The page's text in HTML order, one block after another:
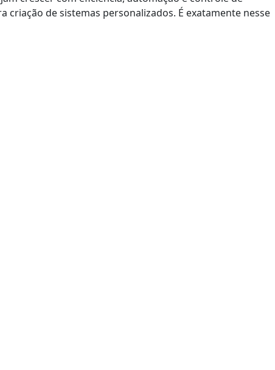
de sistemas personalizados. É exatamente nesse